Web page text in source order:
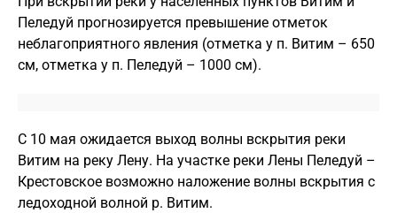
Пеледуй прогнозируется превышение отметок
неблагоприятного явления (отметка у п. Витим – 650
см, отметка у п. Пеледуй – 1000 см).
С 10 мая ожидается выход волны вскрытия реки
Витим на реку Лену. На участке реки Лены Пеледуй –
Крестовское возможно наложение волны вскрытия с
ледоходной волной р. Витим.